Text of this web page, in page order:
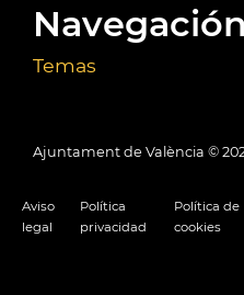
Temas
Ajuntament de València ©
Aviso
legal
Política
privacidad
Política de
cookies